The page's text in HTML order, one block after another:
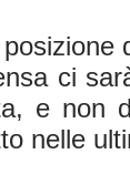
ci
e non
nelle